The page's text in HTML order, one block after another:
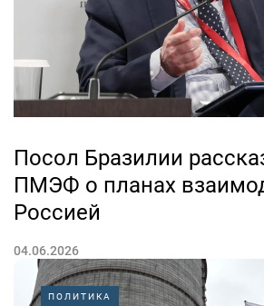
Посол Бразилии
ПМЭФ о планах
Россией
04.06.2026
В рамках бизнес-диалога «Россия –
ПОЛИТИКА